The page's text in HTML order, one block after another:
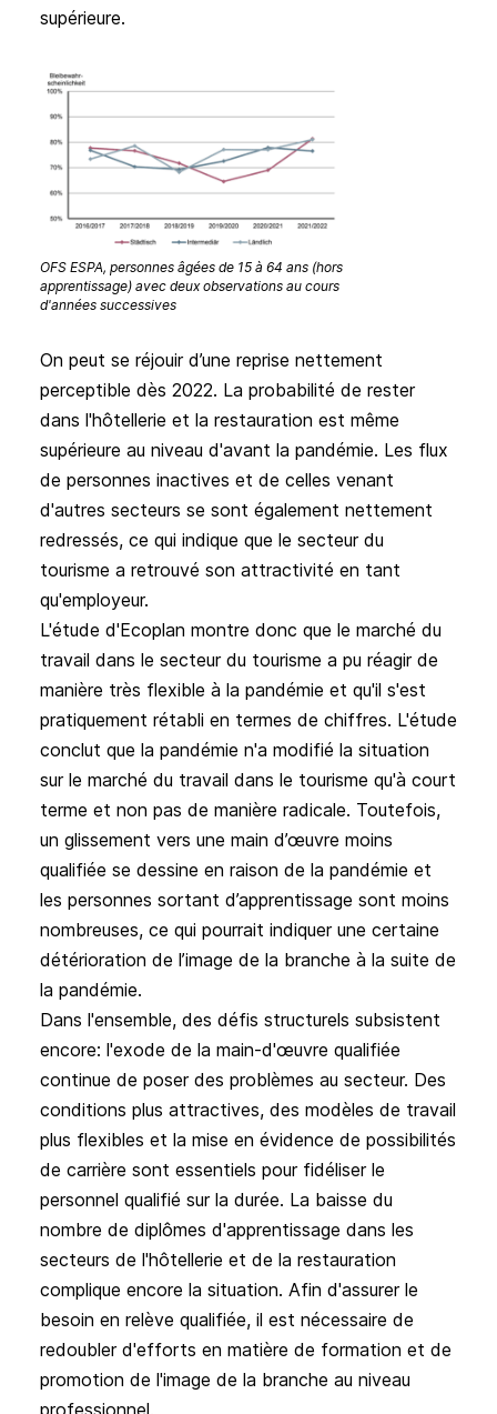
supérieure.
OFS ESPA, personnes âgées de 15 à 64 ans (hors
apprentissage) avec deux observations au cours
d'années successives
On peut se réjouir d’une reprise nettement
perceptible dès 2022. La probabilité de rester
dans l'hôtellerie et la restauration est même
supérieure au niveau d'avant la pandémie. Les flux
de personnes inactives et de celles venant
d'autres secteurs se sont également nettement
redressés, ce qui indique que le secteur du
tourisme a retrouvé son attractivité en tant
qu'employeur.
L'étude d'Ecoplan montre donc que le marché du
travail dans le secteur du tourisme a pu réagir de
manière très flexible à la pandémie et qu'il s'est
pratiquement rétabli en termes de chiffres. L'étude
conclut que la pandémie n'a modifié la situation
sur le marché du travail dans le tourisme qu'à court
terme et non pas de manière radicale. Toutefois,
un glissement vers une main d’œuvre moins
qualifiée se dessine en raison de la pandémie et
les personnes sortant d’apprentissage sont moins
nombreuses, ce qui pourrait indiquer une certaine
détérioration de l’image de la branche à la suite de
la pandémie.
Dans l'ensemble, des défis structurels subsistent
encore: l'exode de la main-d'œuvre qualifiée
continue de poser des problèmes au secteur. Des
conditions plus attractives, des modèles de travail
plus flexibles et la mise en évidence de possibilités
de carrière sont essentiels pour fidéliser le
personnel qualifié sur la durée. La baisse du
nombre de diplômes d'apprentissage dans les
secteurs de l'hôtellerie et de la restauration
complique encore la situation. Afin d'assurer le
besoin en relève qualifiée, il est nécessaire de
redoubler d'efforts en matière de formation et de
promotion de l'image de la branche au niveau
professionnel.